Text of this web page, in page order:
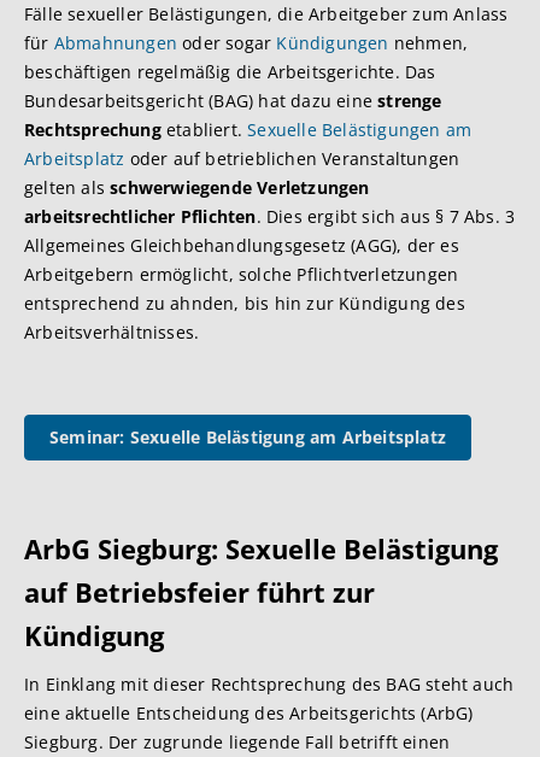
Fälle sexueller Belästigungen, die Arbeitgeber zum Anlass
für Abmahnungen oder sogar Kündigungen nehmen,
beschäftigen regelmäßig die Arbeitsgerichte. Das
Bundesarbeitsgericht (BAG) hat dazu einestrenge
Rechtsprechungetabliert.Sexuelle Belästigungen am
Arbeitsplatz oder auf betrieblichen Veranstaltungen
gelten alsschwerwiegende Verletzungen
arbeitsrechtlicher Pflichten. Dies ergibt sich aus § 7 Abs. 3
Allgemeines Gleichbehandlungsgesetz (AGG), der es
Arbeitgebern ermöglicht, solche Pflichtverletzungen
entsprechend zu ahnden, bis hin zur Kündigung des
Arbeitsverhältnisses.
Seminar: Sexuelle Belästigung am Arbeitsplatz
ArbG Siegburg: Sexuelle Belästigung
auf Betriebsfeier führt zur
Kündigung
In Einklang mit dieser Rechtsprechung des BAG steht auch
eine aktuelle Entscheidung des Arbeitsgerichts (ArbG)
Siegburg. Der zugrunde liegende Fall betrifft einen